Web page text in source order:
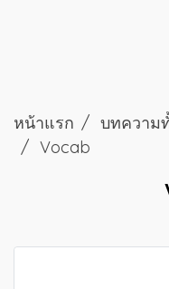
หน้าแรก บทความ
Vocab